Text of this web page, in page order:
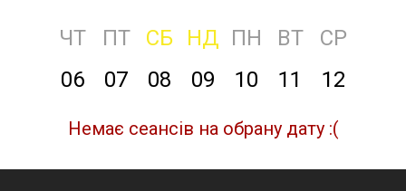
ЧТ ПТ СБ НД ПН ВТ
СР
06
07 08 09 10 11 12
Немає сеансів на обрану дату :(